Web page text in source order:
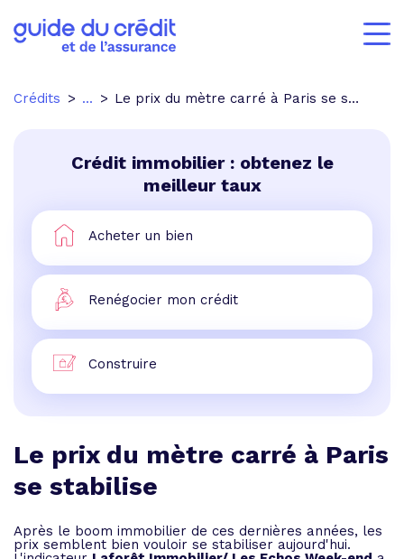
Crédits ... Le prix du mètre carré à Paris se stabilise
Crédit immobilier : obtenez le
meilleur taux
Acheter un bien
Renégocier mon crédit
Construire
Le prix du mètre carré à Paris
se stabilise
Après le boom immobilier de ces dernières années, les
prix semblent bien vouloir se stabiliser aujourd'hui.